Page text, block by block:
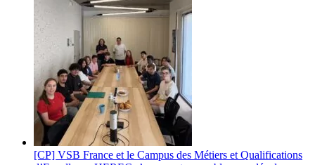
[CP] VSB France et le Campus des Métiers et Qualifications